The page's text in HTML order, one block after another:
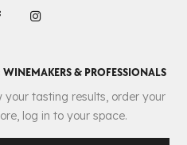
& PROFESSIONALS
your tasting results, order your
log in to your space.